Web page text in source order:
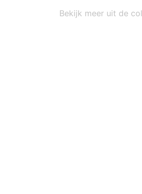
Bekijk meer uit de